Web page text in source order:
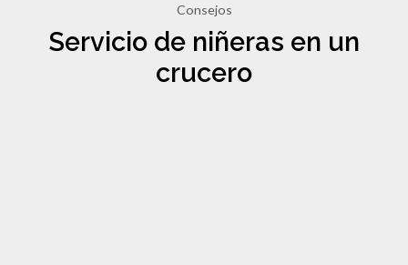
Consejos
Servicio de niñeras en un
crucero